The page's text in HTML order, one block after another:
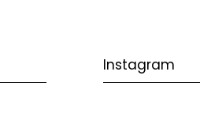
Instagram